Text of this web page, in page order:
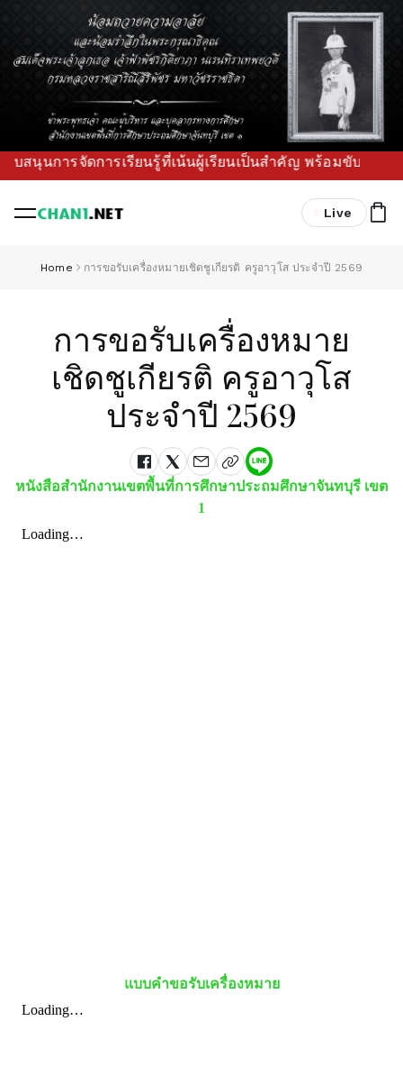
ารเรียนรู้ที่เน้นผู้เรียนเป็นสำคัญ พร้อมขับเคลื่อนน
Live
Home การขอรับเครื่องหมายเชิดชูเกียรติ ครูอาวุโส ประจำปี 2569
การขอรับเครื่องหมาย
เชิดชูเกียรติ ครูอาวุโส
ประจำปี 2569
หนังสือสำนักงานเขตพื้นที่การศึกษาประถมศึกษาจันทบุรี เขต
1
แบบคำขอรับเครื่องหมาย